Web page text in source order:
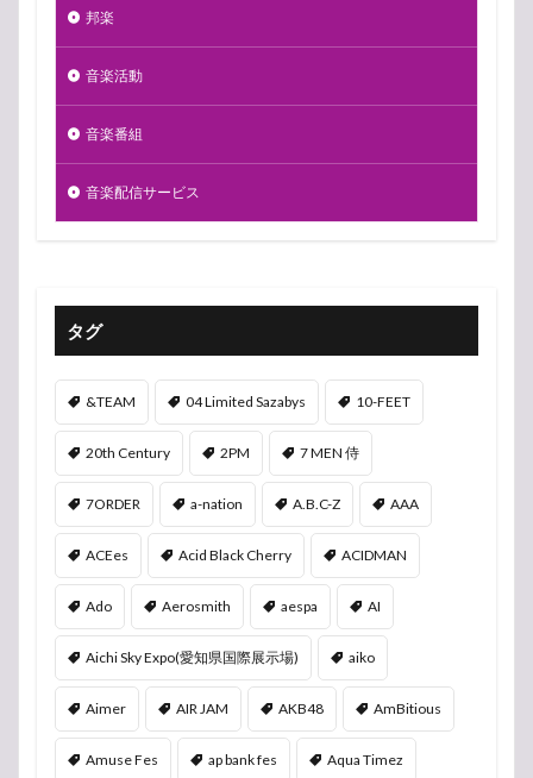
邦楽
音楽活動
音楽番組
音楽配信サービス
タグ
&TEAM 04 Limited Sazabys 10-FEET
20th Century 2PM 7 MEN 侍
7ORDER a-nation A.B.C-Z AAA
ACEes Acid Black Cherry ACIDMAN
Ado Aerosmith aespa AI
Aichi Sky Expo(愛知県国際展示場) aiko
Aimer AIR JAM AKB48 AmBitious
Amuse Fes ap bank fes Aqua Timez